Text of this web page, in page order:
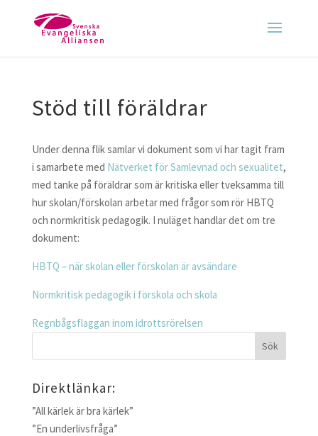
Stöd till föräldrar
Under denna flik samlar vi dokument som vi har tagit fram
i samarbete med Nätverket för Samlevnad och sexualitet,
med tanke på föräldrar som är kritiska eller tveksamma till
hur skolan/förskolan arbetar med frågor som rör HBTQ
och normkritisk pedagogik. I nuläget handlar det om tre
dokument:
HBTQ – när skolan eller förskolan är avsändare
Normkritisk pedagogik i förskola och skola
Regnbågsflaggan inom idrottsrörelsen
Direktlänkar:
”All kärlek är bra kärlek”
”En underlivsfråga”